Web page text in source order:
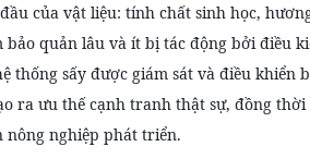
của vật liệu: tính chất sinh học,
quản lâu và ít bị tác động bởi điều
thống sấy được giám sát và điều khiển
ra ưu thế cạnh tranh thật sự, đồng
nông nghiệp phát triển.